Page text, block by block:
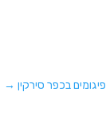
פיגומים בכפר סירקין→